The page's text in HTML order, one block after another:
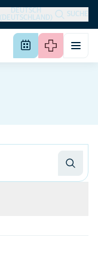
DEUTSCH
(DEUTSCHLAND)
SUCHE